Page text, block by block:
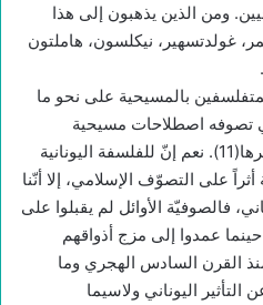
ومن الذين يذهبون إلى هذا
غولدتسهير، نيكلسون، هاملتون
بالمسيحية على نحو ما
تصوفه اصطلاحات مسيحية
كالكلمة واللاهوت والناسوت وغيرها(11). نعم إنّ للفلسفة اليونانية
على التصوّف الإسلامي، إلا أنّنا
فالصوفيّة الأوائل لم يقبلوا على
عمدوا إلى مزج أذواقهم
منذ القرن السادس الهجري وما
التأثير اليوناني ولاسيما